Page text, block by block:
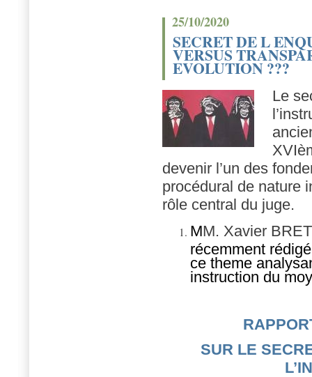
25/10/2020
SECRET DE L
VERSUS
EVOLUTION ???
Le
devenir l’un des
procédural de nature
rôle central du juge.
MM. Xavier
récemment
ce theme
instruction du
SUR LE